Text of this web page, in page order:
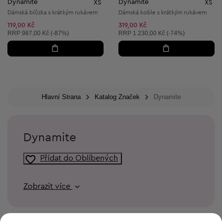
Dynamite XS
Dámská blůzka s krátkým rukávem
119,00 Kč
Doporučená cena:
RRP 987,00 Kč (-87%)
Dynamite XS
Dámská košile s krátkým rukávem
319,00 Kč
Doporučená cena:
RRP 1 230,00 Kč (-74%)
Hlavní Strana Katalog Značek Dynamite
Dynamite
Přídat do Oblíbených
Zobrazit více